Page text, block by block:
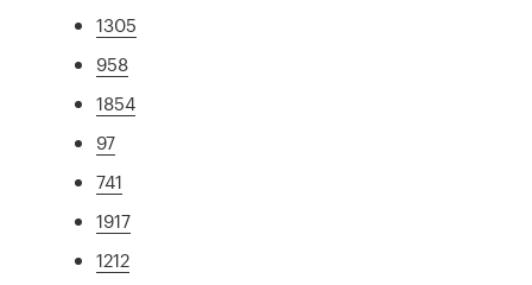
1305
958
1854
97
741
1917
1212